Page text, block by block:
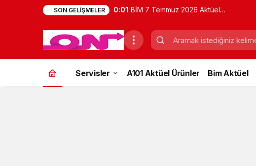
SON GELIŞMELER 0:01 BİM 7 Temmuz 2026 Aktüel
Ürünler Kataloğu | Bu Hafta
İndirimde Olan Ürünler
Servisler A101 Aktüel Ürünler Bim Aktüel